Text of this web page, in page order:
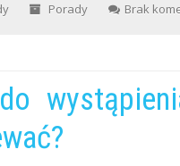
Porady Brak